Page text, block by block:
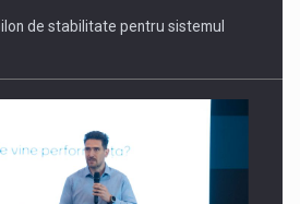
de stabilitate pentru sistemul